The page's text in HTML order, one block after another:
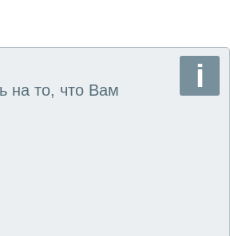
снова активно помогает Африке,
экономической
на то, что Вам